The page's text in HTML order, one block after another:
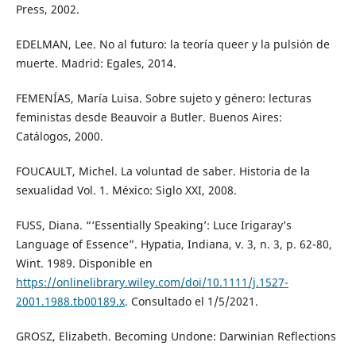
Press, 2002.
EDELMAN, Lee. No al futuro: la teoría queer y la pulsión de
muerte. Madrid: Egales, 2014.
FEMENÍAS, María Luisa. Sobre sujeto y género: lecturas
feministas desde Beauvoir a Butler. Buenos Aires:
Catálogos, 2000.
FOUCAULT, Michel. La voluntad de saber. Historia de la
sexualidad Vol. 1. México: Siglo XXI, 2008.
FUSS, Diana. “‘Essentially Speaking’: Luce Irigaray’s
Language of Essence”. Hypatia, Indiana, v. 3, n. 3, p. 62-80,
Wint. 1989. Disponible en
https://onlinelibrary.wiley.com/doi/10.1111/j.1527-
2001.1988.tb00189.x. Consultado el 1/5/2021.
GROSZ, Elizabeth. Becoming Undone: Darwinian Reflections